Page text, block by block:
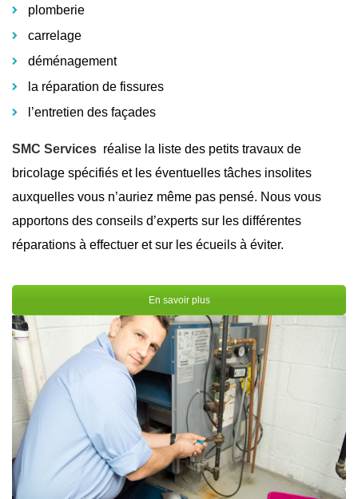
plomberie
carrelage
déménagement
la réparation de fissures
l’entretien des façades
SMC Services réalise la liste des petits travaux de
bricolage spécifiés et les éventuelles tâches insolites
auxquelles vous n’auriez même pas pensé. Nous vous
apportons des conseils d’experts sur les différentes
réparations à effectuer et sur les écueils à éviter.
En savoir plus